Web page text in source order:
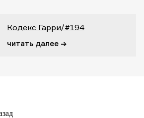
Кодекс Гарри/#194
читать далее →